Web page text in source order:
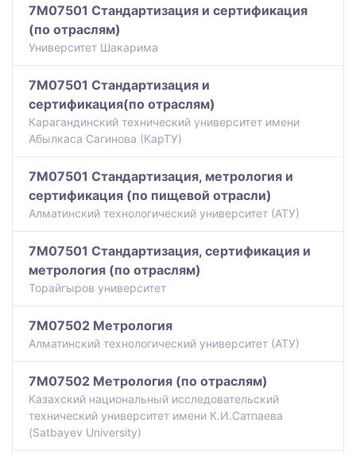
7M07501 Стандартизация и сертификация
(по отраслям)
Университет Шакарима
7M07501 Стандартизация и
сертификация(по отраслям)
Карагандинский технический университет имени
Абылкаса Сагинова (КарТУ)
7M07501 Стандартизация, метрология и
сертификация (по пищевой отрасли)
Алматинский технологический университет (АТУ)
7M07501 Стандартизация, сертификация и
метрология (по отраслям)
Торайгыров университет
7M07502 Метрология
Алматинский технологический университет (АТУ)
7M07502 Метрология (по отраслям)
Казахский национальный исследовательский
технический университет имени К.И.Сатпаева
(Satbayev University)